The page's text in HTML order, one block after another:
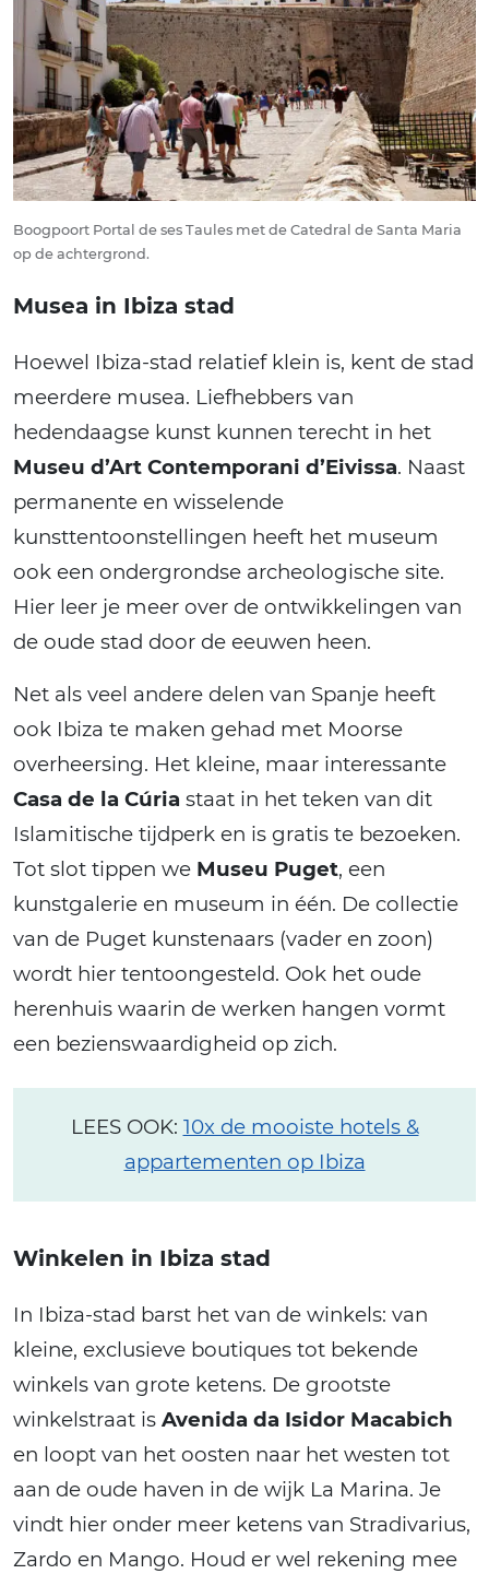
Boogpoort Portal de ses Taules met de Catedral de Santa Maria
op de achtergrond.
Musea in Ibiza stad
Hoewel Ibiza-stad relatief klein is, kent de stad
meerdere musea. Liefhebbers van
hedendaagse kunst kunnen terecht in het
Museu d’Art Contemporani d’Eivissa. Naast
permanente en wisselende
kunsttentoonstellingen heeft het museum
ook een ondergrondse archeologische site.
Hier leer je meer over de ontwikkelingen van
de oude stad door de eeuwen heen.
Net als veel andere delen van Spanje heeft
ook Ibiza te maken gehad met Moorse
overheersing. Het kleine, maar interessante
Casa de la Cúria staat in het teken van dit
Islamitische tijdperk en is gratis te bezoeken.
Tot slot tippen we Museu Puget, een
kunstgalerie en museum in één. De collectie
van de Puget kunstenaars (vader en zoon)
wordt hier tentoongesteld. Ook het oude
herenhuis waarin de werken hangen vormt
een bezienswaardigheid op zich.
LEES OOK: 10x de mooiste hotels &
appartementen op Ibiza
Winkelen in Ibiza stad
In Ibiza-stad barst het van de winkels: van
kleine, exclusieve boutiques tot bekende
winkels van grote ketens. De grootste
winkelstraat is Avenida da Isidor Macabich
en loopt van het oosten naar het westen tot
aan de oude haven in de wijk La Marina. Je
vindt hier onder meer ketens van Stradivarius,
Zardo en Mango. Houd er wel rekening mee